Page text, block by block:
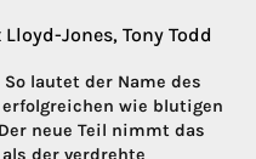
Jones, Tony Todd
lautet der Name des
wie blutigen
neue Teil nimmt das
der verdrehte